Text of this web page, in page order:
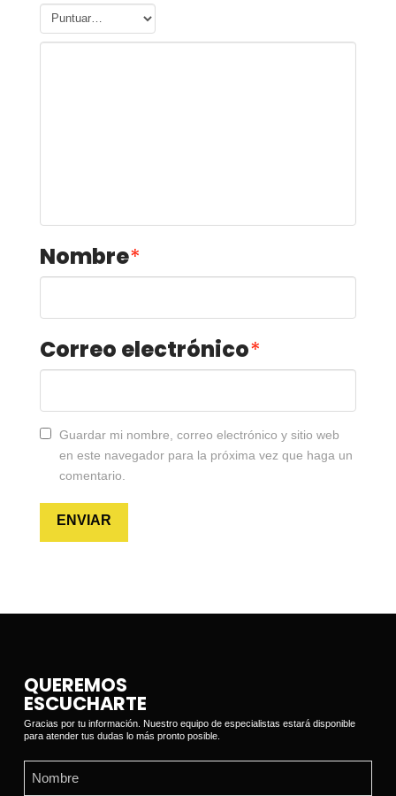
Nombre*
Correo electrónico*
Guardar mi nombre, correo electrónico y sitio web
en este navegador para la próxima vez que haga un
comentario.
QUEREMOS
ESCUCHARTE
Gracias por tu información. Nuestro equipo de especialistas estará disponible
para atender tus dudas lo más pronto posible.